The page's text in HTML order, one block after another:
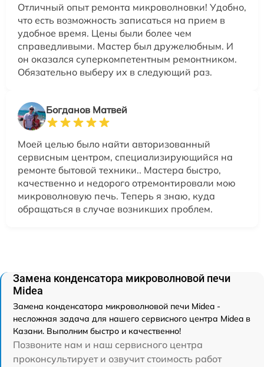
Отличный опыт ремонта микроволновки! Удобно,
что есть возможность записаться на прием в
удобное время. Цены были более чем
справедливыми. Мастер был дружелюбным. И
он оказался суперкомпетентным ремонтником.
Обязательно выберу их в следующий раз.
Богданов Матвей
Моей целью было найти авторизованный
сервисным центром, специализирующийся на
ремонте бытовой техники.. Мастера быстро,
качественно и недорого отремонтировали мою
микроволновую печь. Теперь я знаю, куда
обращаться в случае возникших проблем.
Замена конденсатора микроволновой печи
Midea
Замена конденсатора микроволновой печи Midea -
несложная задача для нашего сервисного центра Midea в
Казани. Выполним быстро и качественно!
Позвоните нам и наш сервисного центра
проконсультирует и озвучит стоимость работ